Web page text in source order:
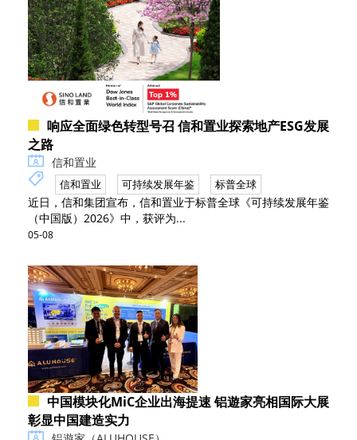
响应全面绿色转型号召 信和置业探索地产ESG发展
之路
信和置业
信和置业 可持续发展年鉴 标普全球
近日，信和集团宣布，信和置业于标普全球《可持续发展年鉴
（中国版）2026》中，获评为...
05-08
中国模块化MiC企业出海提速 铝遊家亮相国际大展
彰显中国建造实力